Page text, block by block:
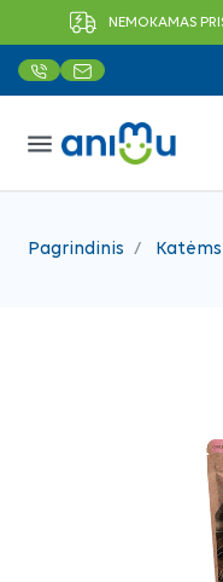
NEMOKAMAS
menu
Pagrindinis Katėms